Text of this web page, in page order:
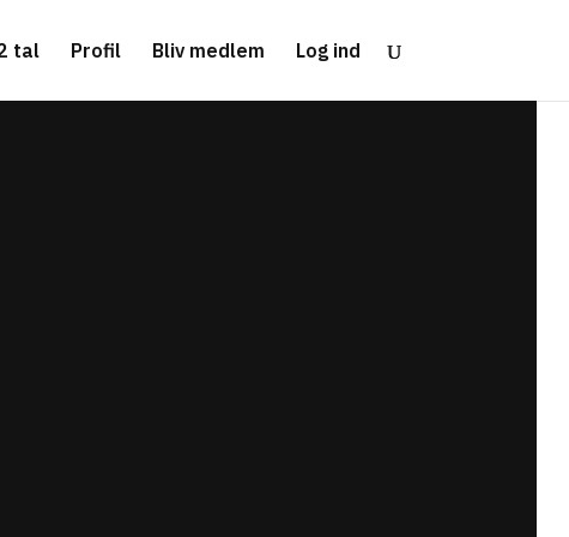
tal Profil Bliv medlem Log ind